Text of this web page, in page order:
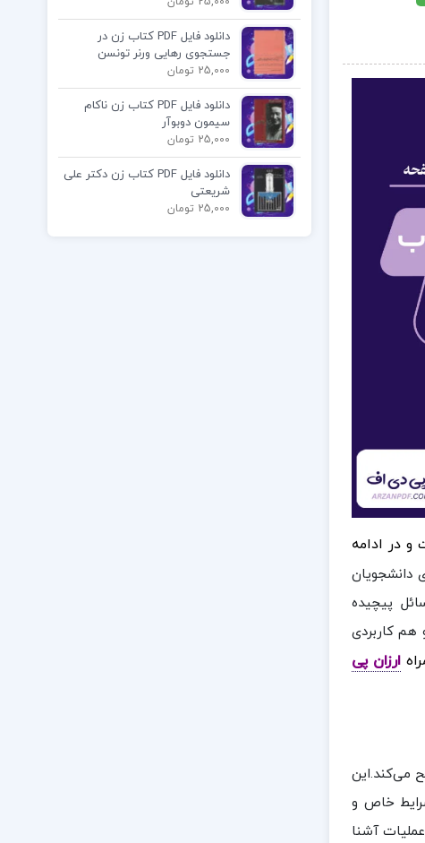
و در ادامه
دانشجویان
پیچیده
کاربردی
ارزان پی
می‌کند.این
خاص و
آشنا
دانلود فایل PDF کتاب زن در
جستجوی رهایی ورنر تونسن
25,000 تومان
دانلود فایل PDF کتاب زن ناکام
سیمون دوبوآر
25,000 تومان
دانلود فایل PDF کتاب زن دکتر علی
شریعتی
25,000 تومان